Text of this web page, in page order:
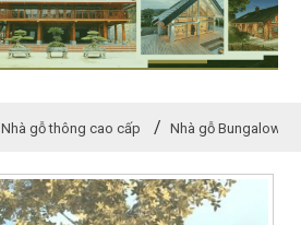
Nhà gỗ thông cao cấp Nhà gỗ Bungalow